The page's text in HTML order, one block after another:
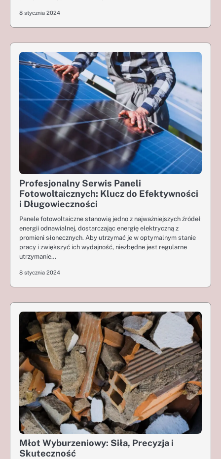
8 stycznia 2024
Profesjonalny Serwis Paneli
Fotowoltaicznych: Klucz do Efektywności
i Długowieczności
Panele fotowoltaiczne stanowią jedno z najważniejszych źródeł
energii odnawialnej, dostarczając energię elektryczną z
promieni słonecznych. Aby utrzymać je w optymalnym stanie
pracy i zwiększyć ich wydajność, niezbędne jest regularne
utrzymanie…
8 stycznia 2024
Młot Wyburzeniowy: Siła, Precyzja i
Skuteczność